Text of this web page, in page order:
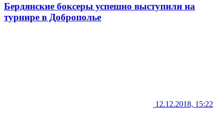
Бердянские боксеры успешно выступили на
турнире в Доброполье
12.12.2018, 15:22